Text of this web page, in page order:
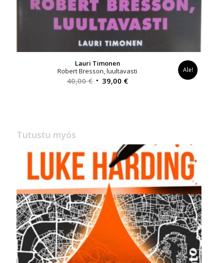
Lauri Timonen
Robert Bresson, luultavasti
40,00€ Alkuperäinen
39,00 €Nykyinen
Ale!
Tutustu myös